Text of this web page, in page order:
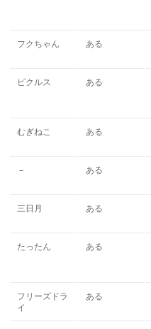
フクちゃん ある
ピクルス ある
むぎねこ ある
－ ある
三日月 ある
たったん ある
フリーズドラ
イ
ある